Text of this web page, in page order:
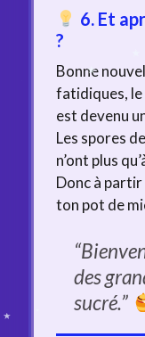
6. Et
?
Bonne
fatidiques,
est devenu
Les spores de
n’ont plus
Donc à
ton pot de
des
sucré.”